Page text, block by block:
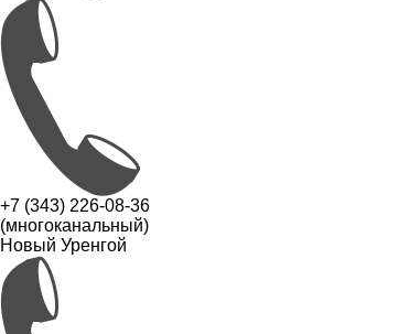
+7 (343) 226-08-36
(многоканальный)
Новый Уренгой